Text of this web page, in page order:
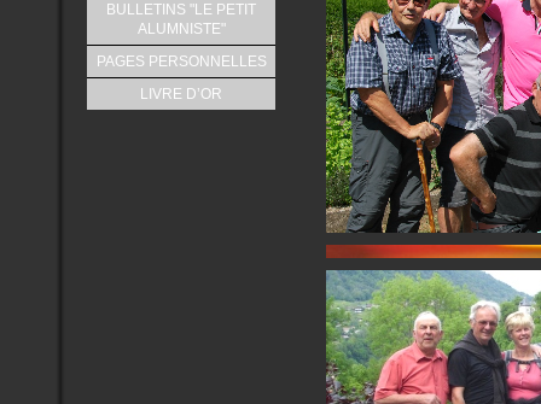
BULLETINS "LE PETIT
ALUMNISTE"
PAGES PERSONNELLES
LIVRE D’OR